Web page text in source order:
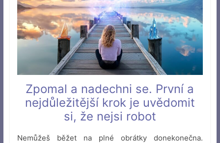
Zpomal a nadechni se. První a
nejdůležitější krok je uvědomit
si, že nejsi robot
Nemůžeš běžet na plné obrátky donekonečna.